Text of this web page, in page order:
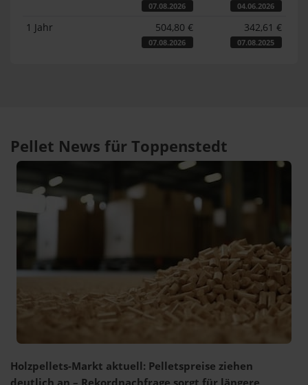
07.08.2026 04.06.2026
1 Jahr 504,80 €
07.08.2026
342,61 €
07.08.2025
Pellet News für Toppenstedt
Holzpellets-Markt aktuell: Pelletspreise ziehen